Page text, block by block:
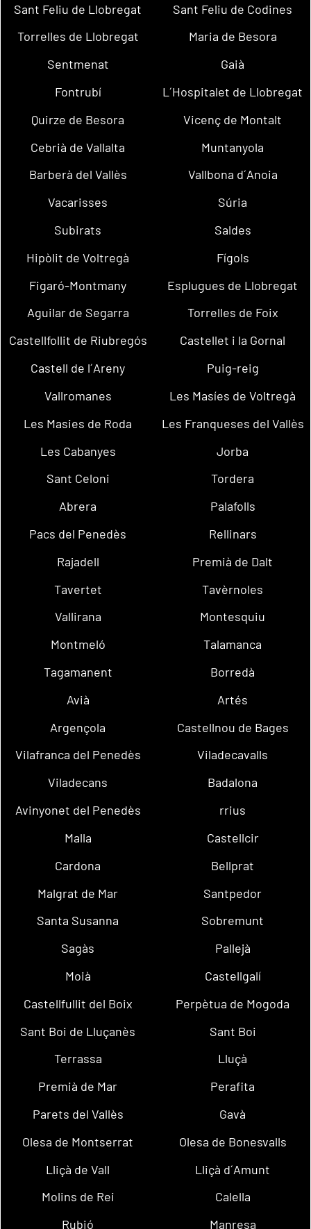
Sant Feliu de Llobregat
Sant Feliu de Codines
Torrelles de Llobregat
Maria de Besora
Sentmenat
Gaià
Fontrubí
L´Hospitalet de Llobregat
Quirze de Besora
Vicenç de Montalt
Cebrià de Vallalta
Muntanyola
Barberà del Vallès
Vallbona d´Anoia
Vacarisses
Súria
Subirats
Saldes
Hipòlit de Voltregà
Fígols
Figaró-Montmany
Esplugues de Llobregat
Aguilar de Segarra
Torrelles de Foix
Castellfollit de Riubregós
Castellet i la Gornal
Castell de l´Areny
Puig-reig
Vallromanes
Les Masíes de Voltregà
Les Masies de Roda
Les Franqueses del Vallès
Les Cabanyes
Jorba
Sant Celoni
Tordera
Abrera
Palafolls
Pacs del Penedès
Rellinars
Rajadell
Premià de Dalt
Tavertet
Tavèrnoles
Vallirana
Montesquiu
Montmeló
Talamanca
Tagamanent
Borredà
Avià
Artés
Argençola
Castellnou de Bages
Vilafranca del Penedès
Viladecavalls
Viladecans
Badalona
Avinyonet del Penedès
rrius
Malla
Castellcir
Cardona
Bellprat
Malgrat de Mar
Santpedor
Santa Susanna
Sobremunt
Sagàs
Pallejà
Moià
Castellgalí
Castellfullit del Boix
Perpètua de Mogoda
Sant Boi de Lluçanès
Sant Boi
Terrassa
Lluçà
Premià de Mar
Perafita
Parets del Vallès
Gavà
Olesa de Montserrat
Olesa de Bonesvalls
Lliçà de Vall
Lliçà d´Amunt
Molins de Rei
Calella
Rubió
Manresa